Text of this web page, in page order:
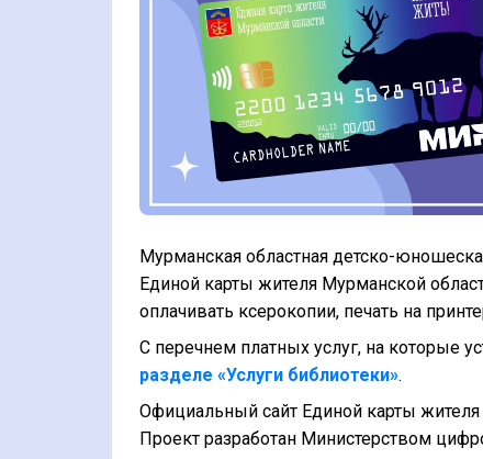
Мурманская областная детско-
Единой карты жителя Мурманской
оплачивать ксерокопии, печать на
С перечнем платных услуг, на которые
разделе «Услуги библиотеки».
Официальный сайт Единой карты
Проект разработан Министерством